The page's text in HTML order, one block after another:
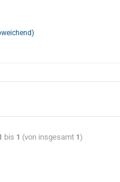
bis 1 (von insgesamt 1)